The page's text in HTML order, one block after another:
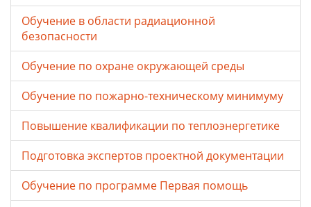
Обучение в области радиационной
безопасности
Обучение по охране окружающей среды
Обучение по пожарно-техническому минимуму
Повышение квалификации по теплоэнергетике
Подготовка экспертов проектной документации
Обучение по программе Первая помощь